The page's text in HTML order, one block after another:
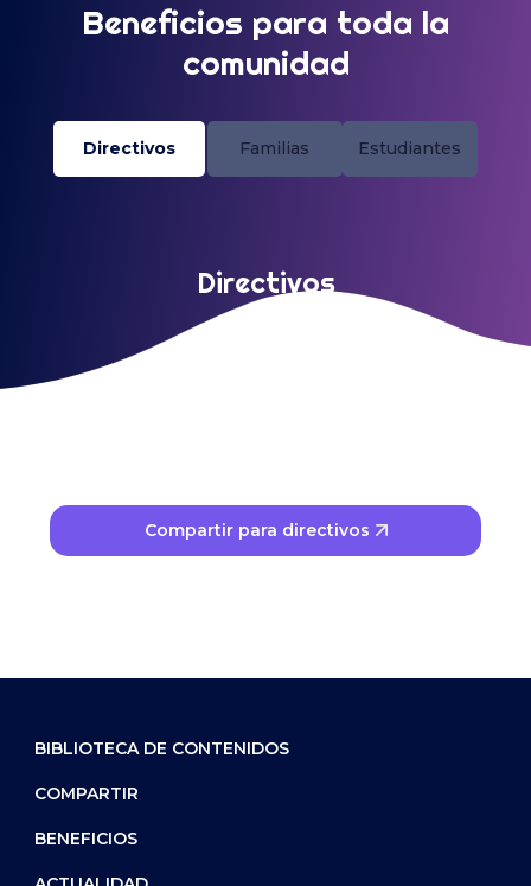
Beneficios para toda la
comunidad
Directivos Familias Estudiantes
Directivos
Compartir para directivos
BIBLIOTECA DE CONTENIDOS
COMPARTIR
BENEFICIOS